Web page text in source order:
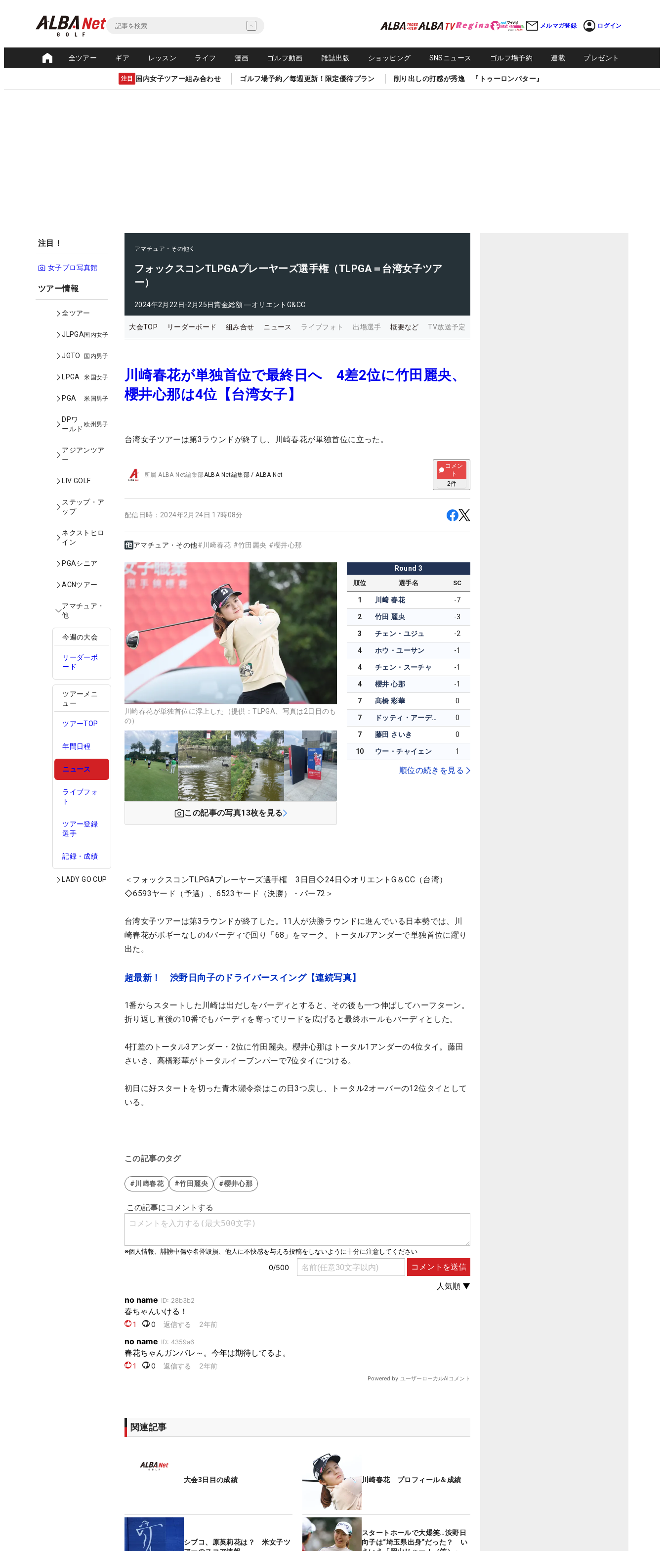
メルマガ登録 ログイン
全ツアー ギア レッスン ライフ 漫画 ゴルフ動画 雑誌出版 ショッピング SNSニュース ゴルフ場予約 連載 プレゼント
注目 国内女子ツアー組み合わせ ゴルフ場予約／毎週更新！限定優待プラン 削り出しの打感が秀逸 『トゥーロンパター』
注目！
女子プロ写真館
ツアー情報
全ツアー
JLPGA国内女子
JGTO 国内男子
LPGA 米国女子
PGA 米国男子
DPワ
ールド
欧州男子
アジアンツア
ー
LIV GOLF
ステップ・ア
ップ
ネクストヒロ
イン
PGAシニア
ACNツアー
アマチュア・
他
今週の大会
リーダーボ
ード
ツアーメニ
ュー
ツアーTOP
年間日程
ニュース
ライブフォ
ト
ツアー登録
選手
記録・成績
LADY GO CUP
アマチュア・その他
フォックスコンTLPGAプレーヤーズ選手権（TLPGA＝台湾女子ツア
ー）
2024年2月22日-2月25日賞金総額 ―オリエントG&CC
大会TOP リーダーボード 組み合せ ニュース ライブフォト 出場選手 概要など TV放送予定
川崎春花が単独首位で最終日へ 4差2位に竹田麗央、
櫻井心那は4位【台湾女子】
台湾女子ツアーは第3ラウンドが終了し、川崎春花が単独首位に立った。
所属ALBA Net編集部ALBA Net編集部 /ALBA Net
コメン
ト
2件
配信日時： 2024年2月24日 17時08分
アマチュア・その他# 川﨑春花 #竹田麗央 #櫻井心那
川崎春花が単独首位に浮上した（提供：TLPGA、写真は2日目のも
の）
この記事の写真13枚を見る
Round 3
順位 選手名 SC
1 川﨑 春花 -7
2 竹田 麗央 -3
3 チェン・ユジュ -2
4 ホウ・ユーサン -1
4 チェン・スーチャ -1
4 櫻井 心那 -1
7 髙橋 彩華 0
7 ドッティ・アーディナ 0
7 藤田 さいき 0
10 ウー・チャイェン 1
順位の続きを見る
＜フォックスコンTLPGAプレーヤーズ選手権 3日目◇24日◇オリエントG＆CC（台湾）
◇6593ヤード（予選）、6523ヤード（決勝）・パー72＞
台湾女子ツアーは第3ラウンドが終了した。11人が決勝ラウンドに進んでいる日本勢では、川
崎春花がボギーなしの4バーディで回り「68」をマーク。トータル7アンダーで単独首位に躍り
出た。
超最新！ 渋野日向子のドライバースイング【連続写真】
1番からスタートした川崎は出だしをバーディとすると、その後も一つ伸ばしてハーフターン。
折り返し直後の10番でもバーディを奪ってリードを広げると最終ホールもバーディとした。
4打差のトータル3アンダー・2位に竹田麗央。櫻井心那はトータル1アンダーの4位タイ。藤田
さいき、高橋彩華がトータルイーブンパーで7位タイにつける。
初日に好スタートを切った青木瀬令奈はこの日3つ戻し、トータル2オーバーの12位タイとして
いる。
この記事のタグ
#川﨑春花 #竹田麗央 #櫻井心那
関連記事
大会3日目の成績 川崎春花 プロフィール＆成績
シブコ、原英莉花は？ 米女子ツ
スタートホールで大爆笑…渋野日
向子は“埼玉県出身”だった？ い